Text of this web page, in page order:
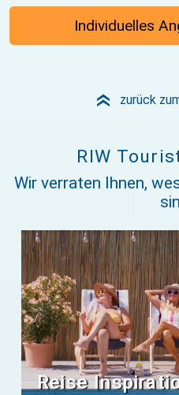
Individuelles
» zurück
RIW
Wir verraten Ihnen,
Reise